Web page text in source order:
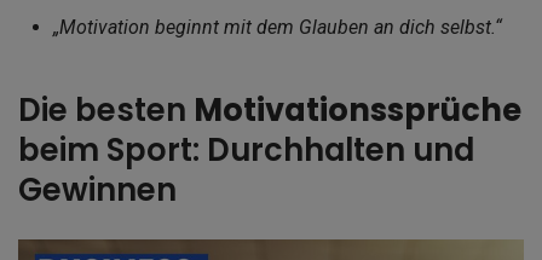
„Motivation beginnt mit dem Glauben an dich selbst.“
Die besten Motivationssprüche
beim Sport: Durchhalten und
Gewinnen